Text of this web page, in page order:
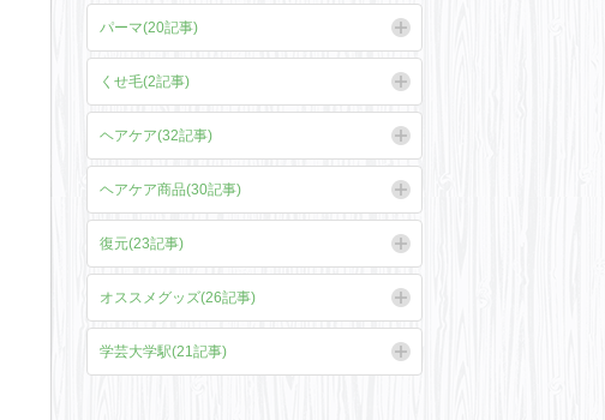
パーマ(20記事)
くせ毛(2記事)
ヘアケア(32記事)
ヘアケア商品(30記事)
復元(23記事)
オススメグッズ(26記事)
学芸大学駅(21記事)